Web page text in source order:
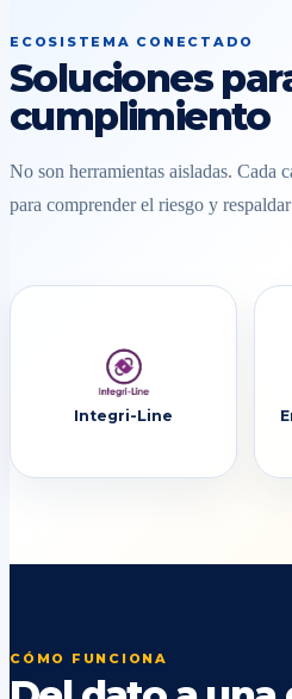
ECOSISTEMA CONECTADO
Soluciones
cumplimiento
No son herramientas aisladas. Cada
para comprender el riesgo y
Integri-Line
CÓMO FUNCIONA